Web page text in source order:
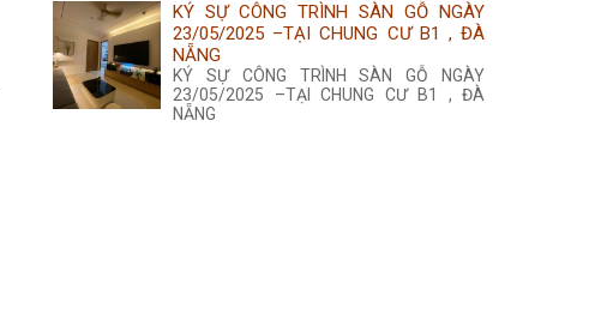
KÝ SỰ CÔNG TRÌNH SÀN GỖ NGÀY
23/05/2025 –TẠI CHUNG CƯ B1 , ĐÀ
NẴNG
KÝ SỰ CÔNG TRÌNH SÀN GỖ NGÀY
23/05/2025 –TẠI CHUNG CƯ B1 , ĐÀ
NẴNG